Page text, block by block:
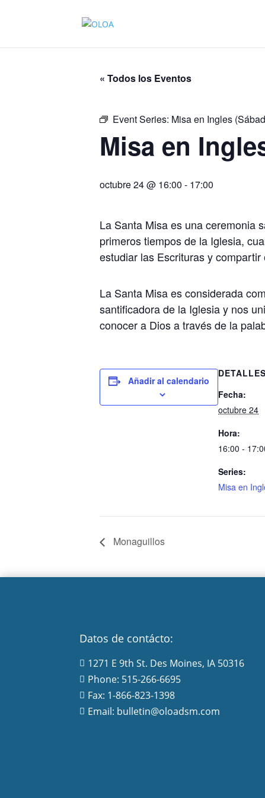
« Todos los Eventos
Event Series: Misa en Ingles
Misa en
octubre 24 @ 16:00 - 17:00
La Santa Misa es una ceremonia
primeros tiempos de la Iglesia,
estudiar las Escrituras y
La Santa Misa es considerada
santificadora de la Iglesia y nos
conocer a Dios a través de la
Añadir al calendario
DETALLES
Fecha:
octubre 24
Hora:
16:00 -
Series:
Misa en
Monaguillos
Datos de contácto:
 1271 E 9th St. Des Moines, IA 50316
 Phone: 515-266-6695
 Fax: 1-866-823-1398
 Email: bulletin@oloadsm.com